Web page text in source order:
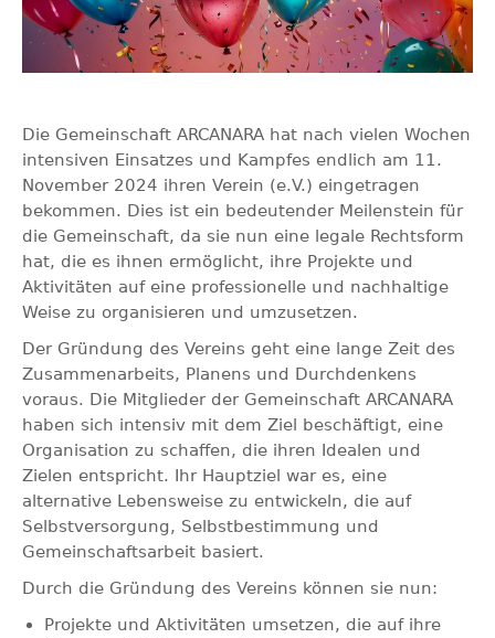
Die Gemeinschaft ARCANARA hat nach vielen Wochen
intensiven Einsatzes und Kampfes endlich am 11.
November 2024 ihren Verein (e.V.) eingetragen
bekommen. Dies ist ein bedeutender Meilenstein für
die Gemeinschaft, da sie nun eine legale Rechtsform
hat, die es ihnen ermöglicht, ihre Projekte und
Aktivitäten auf eine professionelle und nachhaltige
Weise zu organisieren und umzusetzen.
Der Gründung des Vereins geht eine lange Zeit des
Zusammenarbeits, Planens und Durchdenkens
voraus. Die Mitglieder der Gemeinschaft ARCANARA
haben sich intensiv mit dem Ziel beschäftigt, eine
Organisation zu schaffen, die ihren Idealen und
Zielen entspricht. Ihr Hauptziel war es, eine
alternative Lebensweise zu entwickeln, die auf
Selbstversorgung, Selbstbestimmung und
Gemeinschaftsarbeit basiert.
Durch die Gründung des Vereins können sie nun:
Projekte und Aktivitäten umsetzen, die auf ihre